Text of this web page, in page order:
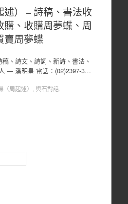
述） – 詩稿、書法收
購、收購周夢蝶、周
賣周夢蝶
、詩文、詩詞、新詩、書法、
― 潘明皇 電話：(02)2397-3…
（周起述） 與石對話.